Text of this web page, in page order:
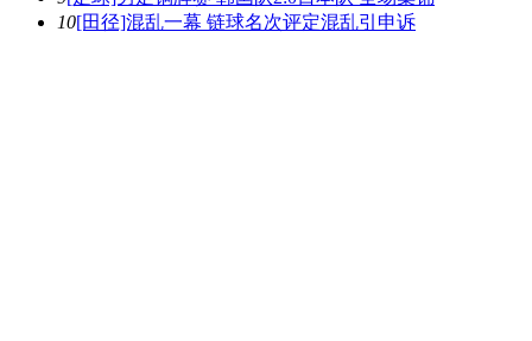
10[田径]混乱一幕 链球名次评定混乱引申诉